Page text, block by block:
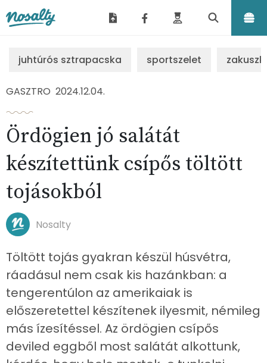
juhtúrós sztrapacska sportszelet
GASZTRO 2024.12.04.
Ördögien jó salátát
készítettünk csípős töltött
tojásokból
Nosalty
Töltött tojás gyakran készül húsvétra,
ráadásul nem csak kis hazánkban: a
tengerentúlon az amerikaiak is
előszeretettel készítenek ilyesmit, némileg
más ízesítéssel. Az ördögien csípős
deviled eggből most salátát alkottunk,